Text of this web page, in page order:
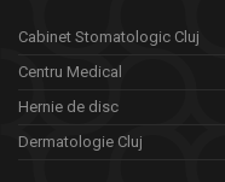
Cabinet Stomatologic Cluj
Centru Medical
Hernie de disc
Dermatologie Cluj